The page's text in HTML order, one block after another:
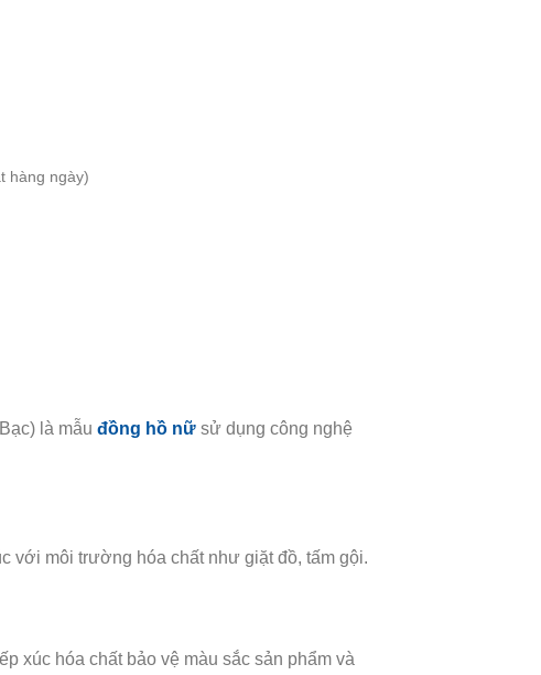
hàng ngày)
là mẫu đồng hồ nữ sử dụng công nghệ
với môi trường hóa chất như giặt đồ, tấm gội.
xúc hóa chất bảo vệ màu sắc sản phẩm và